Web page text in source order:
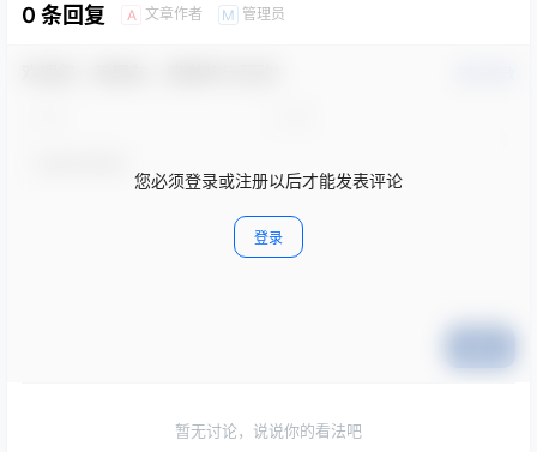
0 条回复 A 文章作者 M 管理员
您必须登录或注册以后才能发表评论
登录
暂无讨论，说说你的看法吧